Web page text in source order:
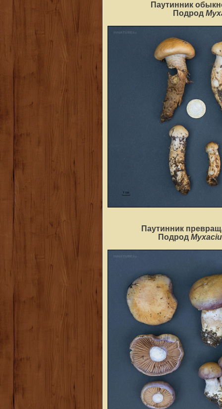
Паутинник
Подрод
Паутинник
Подрод